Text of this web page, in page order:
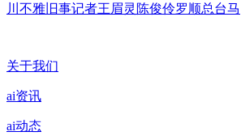
川不雅旧事记者王眉灵陈俊伶罗顺总台马
关于我们
ai资讯
ai动态